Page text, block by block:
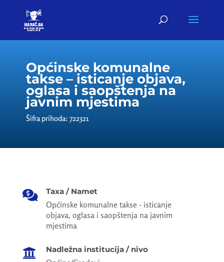
Općinske komunalne
takse – isticanje objava,
oglasa i saopštenja na
javnim mjestima
Šifra prihoda: 722321
 Taxa / Namet
Općinske komunalne takse - isticanje
objava, oglasa i saopštenja na javnim
mjestima
 Nadležna institucija / nivo